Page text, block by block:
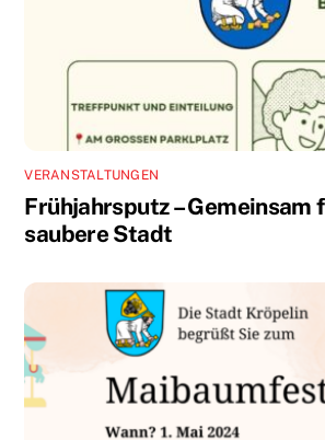
VERANSTALTUNGEN
Frühjahrsputz – Gemeinsam
saubere Stadt